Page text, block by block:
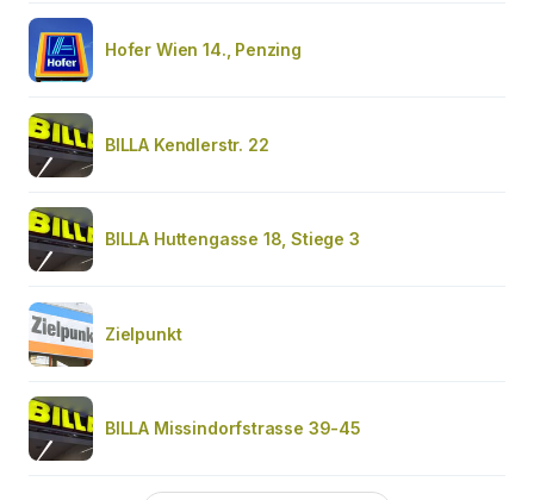
Hofer Wien 14., Penzing
BILLA Kendlerstr. 22
BILLA Huttengasse 18, Stiege 3
Zielpunkt
BILLA Missindorfstrasse 39-45